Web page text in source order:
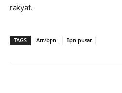
rakyat.
TAGS Atr/bpn Bpn pusat